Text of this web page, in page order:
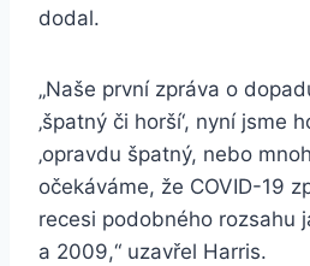
dodal.
„Naše první zpráva o
‚špatný či horší‘, nyní jsme
‚opravdu špatný, nebo
očekáváme, že COVID-19
recesi podobného rozsahu
a 2009,“ uzavřel Harris.